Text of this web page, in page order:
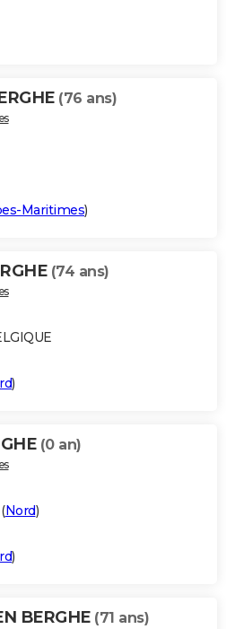
(76 ans)
Maritimes)
(74 ans)
)
(0 an)
(Nord)
)
BERGHE (71 ans)